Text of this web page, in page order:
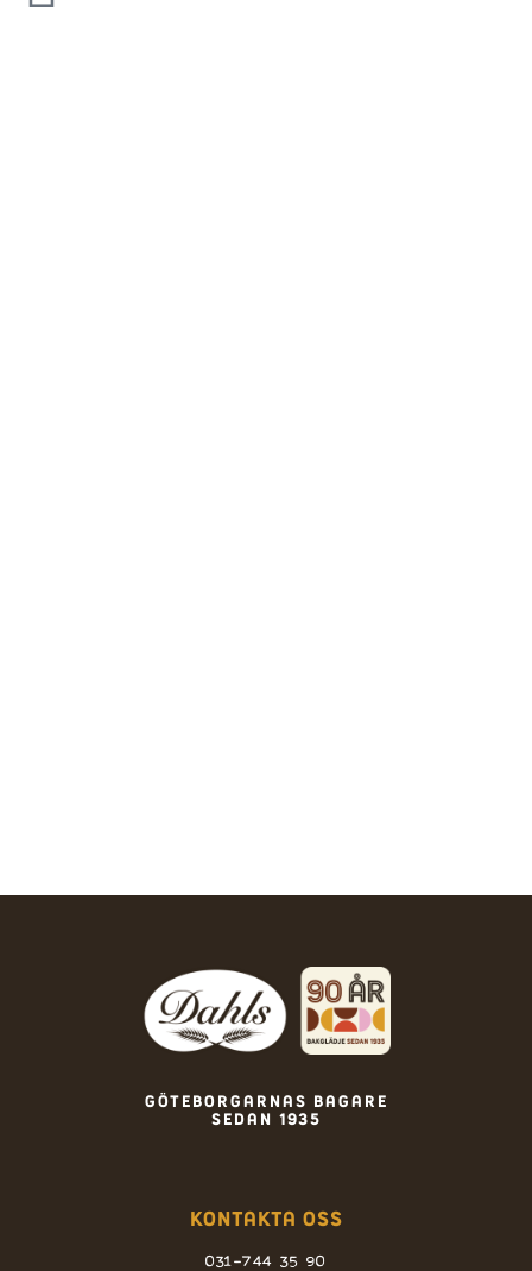
Göteborgarnas bagare
sedan 1935
Kontakta oss
031-744 35 90